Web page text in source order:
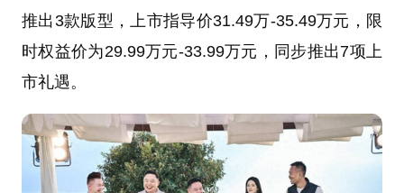
推出3款版型，上市指导价31.49万-35.49万元，限
时权益价为29.99万元-33.99万元，同步推出7项上
市礼遇。